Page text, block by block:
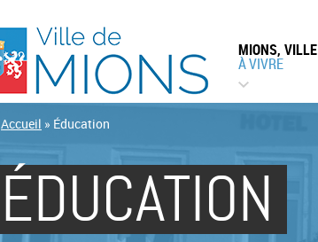
MIONS, VILLE
À VIVRE
Accueil » Éducation
ÉDUCATION